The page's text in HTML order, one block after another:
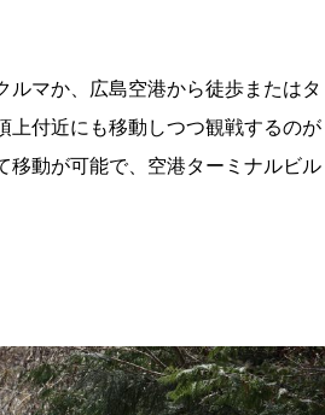
ルマか、広島空港から徒歩またはタ
上付近にも移動しつつ観戦するのが
移動が可能で、空港ターミナルビル